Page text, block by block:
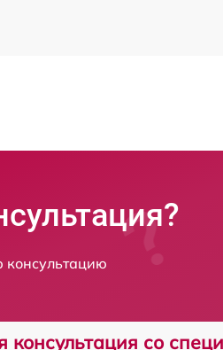
консультацию
консультация со